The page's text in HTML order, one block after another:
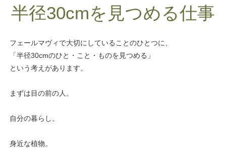
半径30cmを見つめる仕事
フェールマヴィで大切にしていることのひとつに、
「半径30cmのひと・こと・ものを見つめる」
という考えがあります。
まずは目の前の人。
自分の暮らし。
身近な植物。